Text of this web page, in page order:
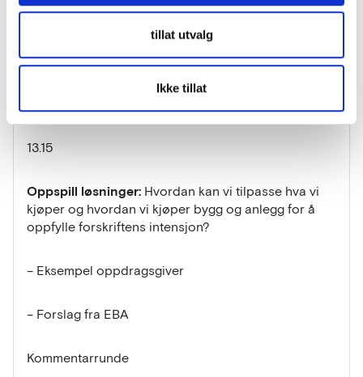
tillat utvalg
Ikke tillat
anskaffelser av bygg og anlegg med nye klima og
miljøhensyn? Elizabeth Calder, Forsvarsbygg
13.15
Oppspill løsninger: Hvordan kan vi tilpasse hva vi
kjøper og hvordan vi kjøper bygg og anlegg for å
oppfylle forskriftens intensjon?
– Eksempel oppdragsgiver
– Forslag fra EBA
Kommentarrunde